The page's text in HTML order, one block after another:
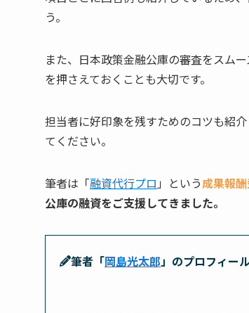
う。
また、日本政策金融公庫の審査をスム
を押さえておくことも大切です。
担当者に好印象を残すためのコツも紹
てください。
筆者は「融資代行プロ 」という成果報
公庫の融資をご支援してきました。
筆者「岡島光太郎 」のプロフィー